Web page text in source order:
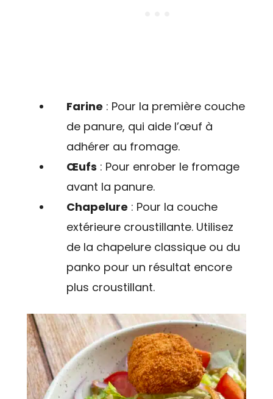
Farine : Pour la première couche
de panure, qui aide l’œuf à
adhérer au fromage.
Œufs : Pour enrober le fromage
avant la panure.
Chapelure : Pour la couche
extérieure croustillante. Utilisez
de la chapelure classique ou du
panko pour un résultat encore
plus croustillant.